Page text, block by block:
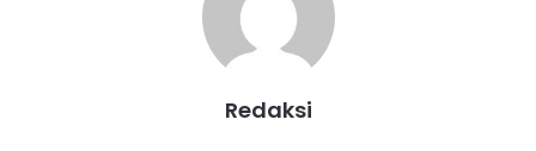
Redaksi